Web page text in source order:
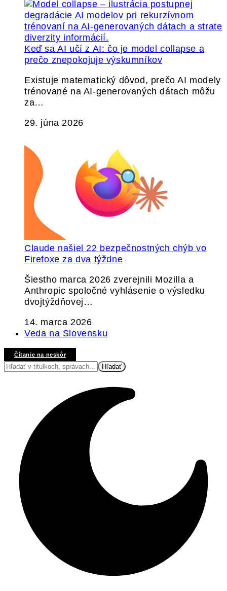
Keď sa AI učí z AI: čo je model collapse a
prečo znepokojuje výskumníkov
Existuje matematický dôvod, prečo AI modely
trénované na AI-generovaných dátach môžu
za…
29. júna 2026
Claude našiel 22 bezpečnostných chýb vo
Firefoxe za dva týždne
Šiestho marca 2026 zverejnili Mozilla a
Anthropic spoločné vyhlásenie o výsledku
dvojtýždňovej…
14. marca 2026
Veda na Slovensku
Čítanie na neskôr